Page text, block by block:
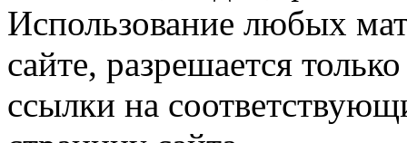
Использование любых
сайте, разрешается
ссылки на